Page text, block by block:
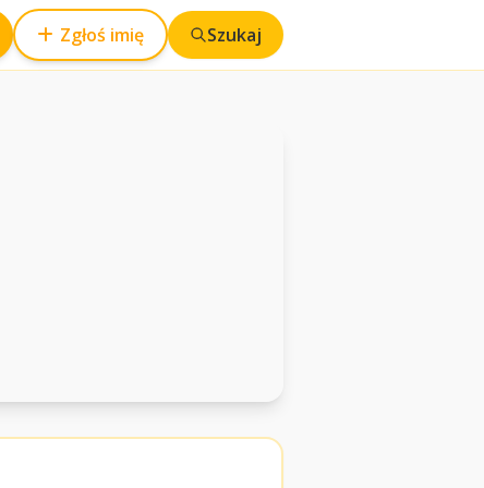
Zgłoś imię Szukaj